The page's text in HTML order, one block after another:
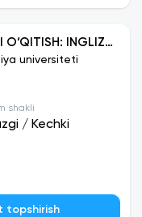
O‘QITISH: INGLIZ
universiteti
shakli
/ Kechki
topshirish